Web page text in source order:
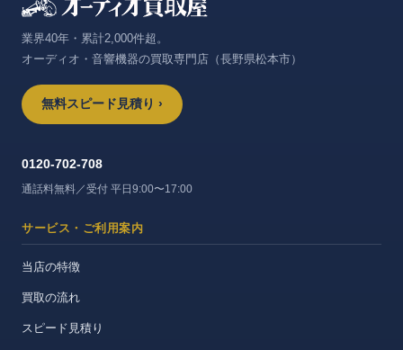
業界40年・累計2,000件超。
オーディオ・音響機器の買取専門店（長野県松本市）
無料スピード見積り ›
0120-702-708
通話料無料／受付 平日9:00〜17:00
サービス・ご利用案内
当店の特徴
買取の流れ
スピード見積り